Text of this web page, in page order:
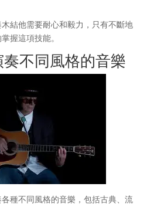
結他需要耐心和毅力，只有不斷地
握這項技能。
不同風格的音樂
種不同風格的音樂，包括古典、流